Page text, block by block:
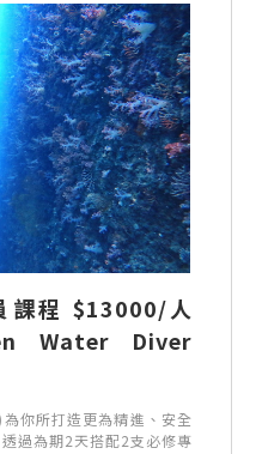
課程 $13000/人
Water Diver
你所打造更為精進、安全
過為期2天搭配2支必修專